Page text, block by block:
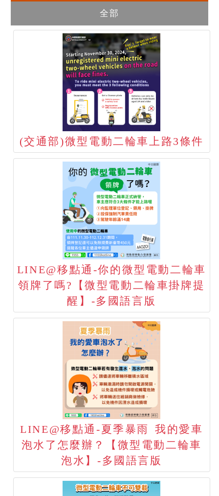
全部
(交通部)微型電動二輪車上路3條件
LINE@移點通-你的微型電動二輪車
領牌了嗎?【微型電動二輪車掛牌提
醒】-多國語言版
LINE@移點通-夏季暴雨 我的愛車
泡水了怎麼辦？【微型電動二輪車
泡水】-多國語言版